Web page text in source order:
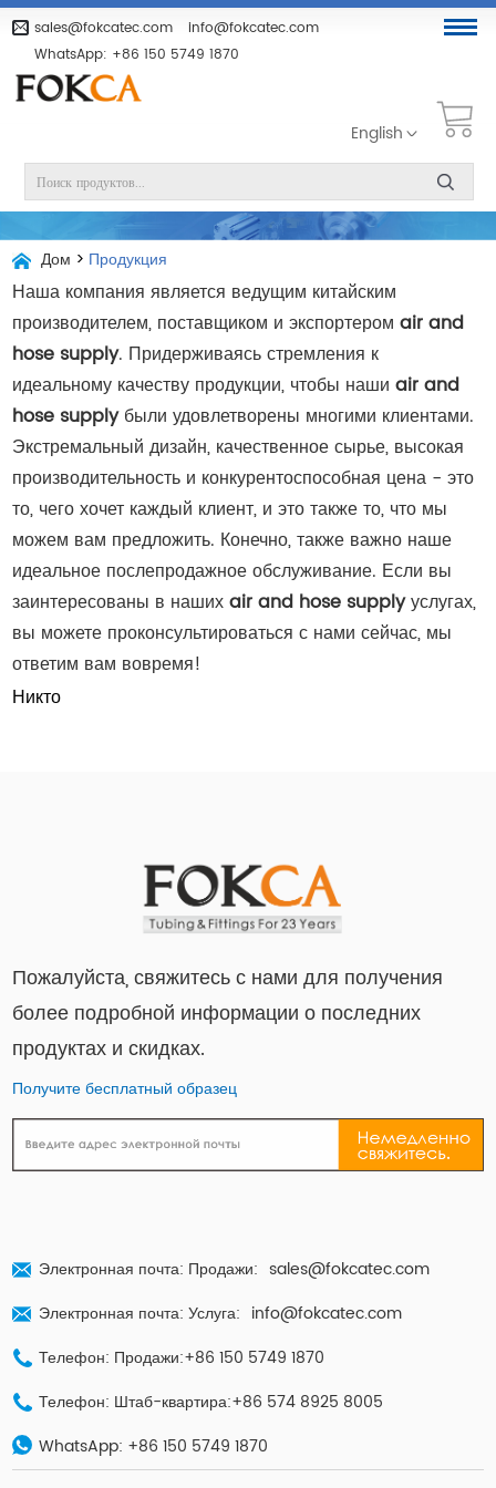
sales@fokcatec.com
info@fokcatec.com
WhatsApp: +86 150 5749 1870
English
Дом > Продукция
Наша компания является ведущим китайским
производителем, поставщиком и экспортеромair and
hose supply. Придерживаясь стремления к
идеальному качеству продукции, чтобы нашиair and
hose supplyбыли удовлетворены многими клиентами.
Экстремальный дизайн, качественное сырье, высокая
производительность и конкурентоспособная цена - это
то, чего хочет каждый клиент, и это также то, что мы
можем вам предложить. Конечно, также важно наше
идеальное послепродажное обслуживание. Если вы
заинтересованы в нашихair and hose supplyуслугах,
вы можете проконсультироваться с нами сейчас, мы
ответим вам вовремя!
Никто
Пожалуйста, свяжитесь с нами для получения
более подробной информации о последних
продуктах и ​​скидках.
Получите бесплатный образец
Электронная почта: Продажи: sales@fokcatec.com
Электронная почта: Услуга: info@fokcatec.com
Телефон: Продажи:+86 150 5749 1870
Телефон: Штаб-квартира:+86 574 8925 8005
WhatsApp: +86 150 5749 1870